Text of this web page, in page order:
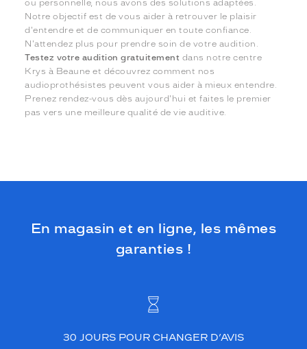
ou personnelle, nous avons des solutions adaptées.
Notre objectif est de vous aider à retrouver le plaisir
d'entendre et de communiquer en toute confiance.
N'attendez plus pour prendre soin de votre audition.
Testez votre audition gratuitement dans notre centre
Krys à Beaune et découvrez comment nos
audioprothésistes peuvent vous aider à mieux entendre.
Prenez rendez-vous dès aujourd'hui et faites le premier
pas vers une meilleure qualité de vie auditive.
En magasin et en ligne, les mêmes
garanties !
30 JOURS POUR CHANGER D’AVIS